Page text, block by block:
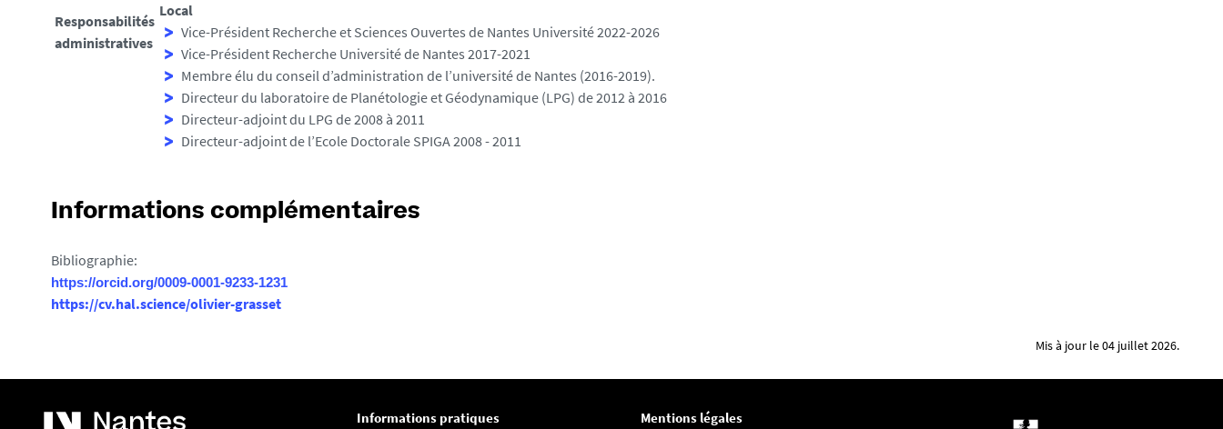
Responsabilités
administratives
Local
Vice-Président Recherche et Sciences Ouvertes de Nantes Université 2022-2026
Vice-Président Recherche Université de Nantes 2017-2021
Membre élu du conseil d’administration de l’université de Nantes (2016-2019).
Directeur du laboratoire de Planétologie et Géodynamique (LPG) de 2012 à 2016
Directeur-adjoint du LPG de 2008 à 2011
Directeur-adjoint de l’Ecole Doctorale SPIGA 2008 - 2011
Informations complémentaires
Bibliographie:
https://orcid.org/0009-0001-9233-1231
https://cv.hal.science/olivier-grasset
Mis à jour le 04 juillet 2026.
Informations pratiques Mentions légales